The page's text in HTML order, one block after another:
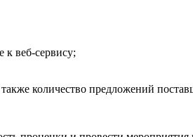
к веб-сервису;
количество предложений